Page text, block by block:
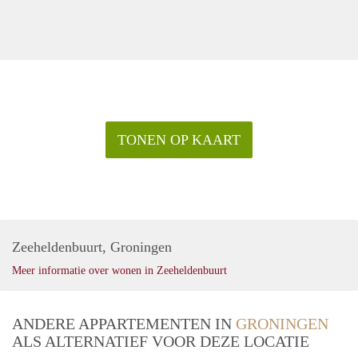
TONEN OP KAART
Zeeheldenbuurt, Groningen
Meer informatie over wonen in Zeeheldenbuurt
ANDERE APPARTEMENTEN IN GRONINGEN
ALS ALTERNATIEF VOOR DEZE LOCATIE